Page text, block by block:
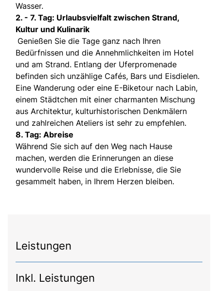
Wasser.
2. - 7. Tag: Urlaubsvielfalt zwischen Strand,
Kultur und Kulinarik
Genießen Sie die Tage ganz nach Ihren
Bedürfnissen und die Annehmlichkeiten im Hotel
und am Strand. Entlang der Uferpromenade
befinden sich unzählige Cafés, Bars und Eisdielen.
Eine Wanderung oder eine E-Biketour nach Labin,
einem Städtchen mit einer charmanten Mischung
aus Architektur, kulturhistorischen Denkmälern
und zahlreichen Ateliers ist sehr zu empfehlen.
8. Tag: Abreise
Während Sie sich auf den Weg nach Hause
machen, werden die Erinnerungen an diese
wundervolle Reise und die Erlebnisse, die Sie
gesammelt haben, in Ihrem Herzen bleiben.
Leistungen
Inkl. Leistungen